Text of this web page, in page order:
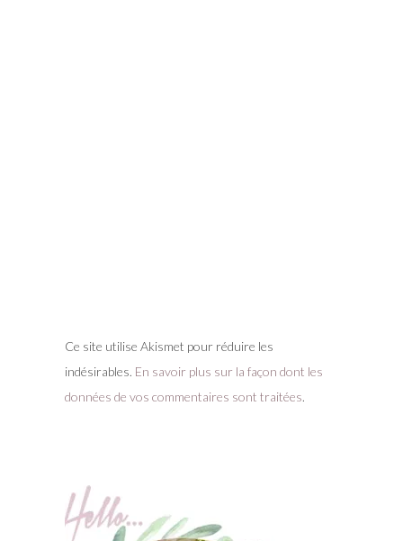
Ce site utilise Akismet pour réduire les
indésirables. En savoir plus sur la façon dont les
données de vos commentaires sont traitées.